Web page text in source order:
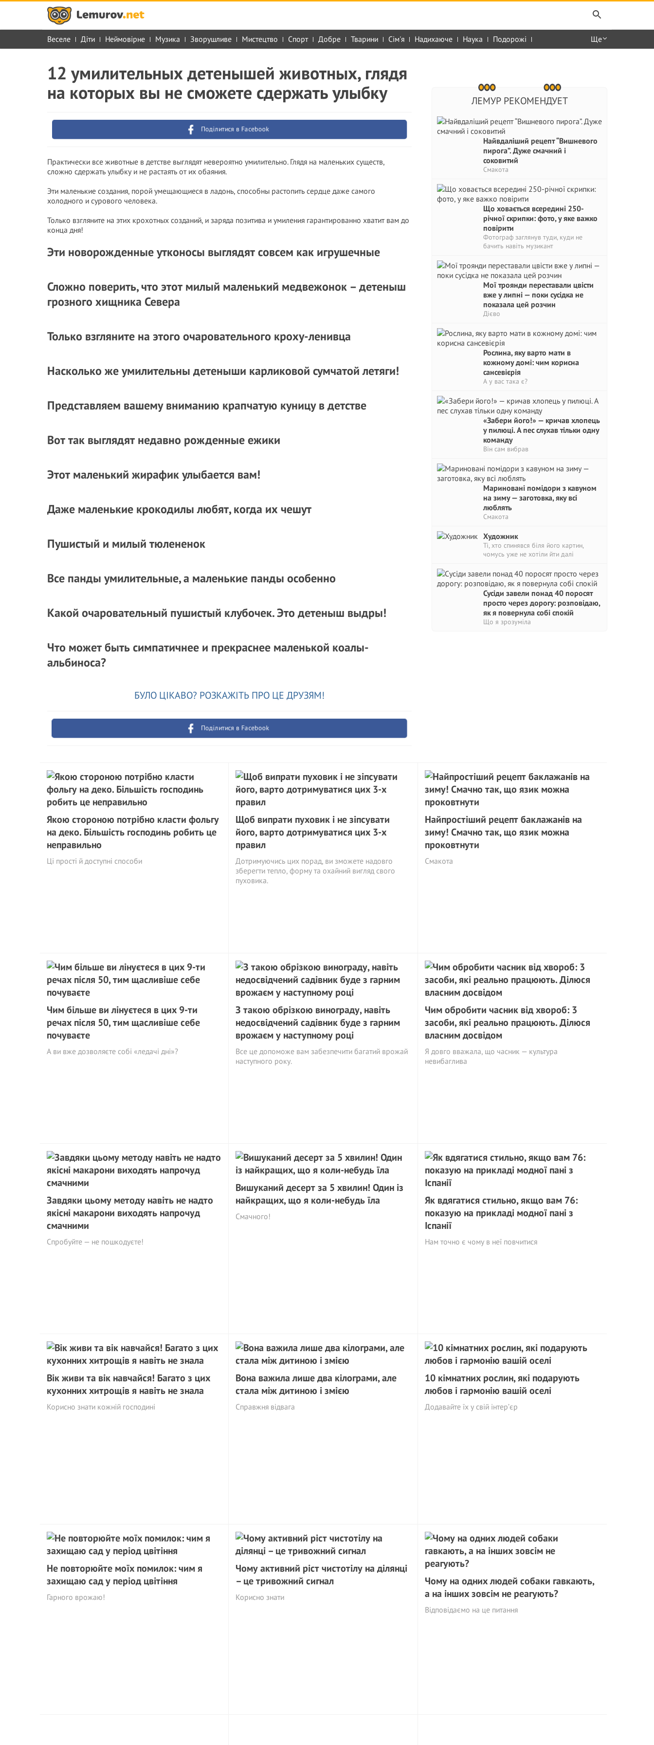
Веселе Діти Неймовірне Музика Зворушливе Мистецтво Спорт Добре Тварини Сім'я Надихаюче Наука Подорожі Ще
ЛЕМУР РЕКОМЕНДУЕТ
Найвдаліший рецепт “Вишневого
пирога”. Дуже смачний і
соковитий
Смакота
Що ховається всередині 250-
річної скрипки: фото, у яке важко
повірити
Фотограф заглянув туди, куди не
бачить навіть музикант
Мої троянди переставали цвісти
вже у липні — поки сусідка не
показала цей розчин
Дієво
Рослина, яку варто мати в
кожному домі: чим корисна
сансевієрія
А у вас така є?
«Забери його!» — кричав хлопець
у пилюці. А пес слухав тільки одну
команду
Він сам вибрав
Мариновані помідори з кавуном
на зиму — заготовка, яку всі
люблять
Смакота
Художник
Ті, хто спинявся біля його картин,
чомусь уже не хотіли йти далі
Сусіди завели понад 40 поросят
просто через дорогу: розповідаю,
як я повернула собі спокій
Що я зрозуміла
12 умилительных детенышей животных, глядя
на которых вы не сможете сдержать улыбку
Поділитися в Facebook
Практически все животные в детстве выглядят невероятно умилительно. Глядя на маленьких существ,
сложно сдержать улыбку и не растаять от их обаяния.
Эти маленькие создания, порой умещающиеся в ладонь, способны растопить сердце даже самого
холодного и сурового человека.
Только взгляните на этих крохотных созданий, и заряда позитива и умиления гарантированно хватит вам до
конца дня!
Эти новорожденные утконосы выглядят совсем как игрушечные
Сложно поверить, что этот милый маленький медвежонок – детеныш
грозного хищника Севера
Только взгляните на этого очаровательного кроху-ленивца
Насколько же умилительны детеныши карликовой сумчатой летяги!
Представляем вашему вниманию крапчатую куницу в детстве
Вот так выглядят недавно рожденные ежики
Этот маленький жирафик улыбается вам!
Даже маленькие крокодилы любят, когда их чешут
Пушистый и милый тюлененок
Все панды умилительные, а маленькие панды особенно
Какой очаровательный пушистый клубочек. Это детеныш выдры!
Что может быть симпатичнее и прекраснее маленькой коалы-
альбиноса?
БУЛО ЦІКАВО? РОЗКАЖІТЬ ПРО ЦЕ ДРУЗЯМ!
Поділитися в Facebook
Якою стороною потрібно класти фольгу
на деко. Більшість господинь робить це
неправильно
Ці прості й доступні способи
Щоб випрати пуховик і не зіпсувати
його, варто дотримуватися цих 3-х
правил
Дотримуючись цих порад, ви зможете надовго
зберегти тепло, форму та охайний вигляд свого
пуховика.
Найпростіший рецепт баклажанів на
зиму! Смачно так, що язик можна
проковтнути
Смакота
Чим більше ви лінуєтеся в цих 9-ти
речах після 50, тим щасливіше себе
почуваєте
А ви вже дозволяєте собі «ледачі дні»?
З такою обрізкою винограду, навіть
недосвідчений садівник буде з гарним
врожаєм у наступному році
Все це допоможе вам забезпечити багатий врожай
наступного року.
Чим обробити часник від хвороб: 3
засоби, які реально працюють. Ділюся
власним досвідом
Я довго вважала, що часник — культура
невибаглива
Завдяки цьому методу навіть не надто
якісні макарони виходять напрочуд
смачними
Спробуйте — не пошкодуєте!
Вишуканий десерт за 5 хвилин! Один із
найкращих, що я коли-небудь їла
Смачного!
Як вдягатися стильно, якщо вам 76:
показую на прикладі модної пані з
Іспанії
Нам точно є чому в неї повчитися
Вік живи та вік навчайся! Багато з цих
кухонних хитрощів я навіть не знала
Корисно знати кожній господині
Вона важила лише два кілограми, але
стала між дитиною і змією
Справжня відвага
10 кімнатних рослин, які подарують
любов і гармонію вашій оселі
Додавайте їх у свій інтер’єр
Не повторюйте моїх помилок: чим я
захищаю сад у період цвітіння
Гарного врожаю!
Чому активний ріст чистотілу на ділянці
– це тривожний сигнaл
Корисно знати
Чому на одних людей собаки гавкають,
а на інших зовсім не реагують?
Відповідаємо на це питання